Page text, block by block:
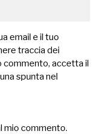
email e il tuo
traccia dei
commento, accetta il
spunta nel
mio commento.